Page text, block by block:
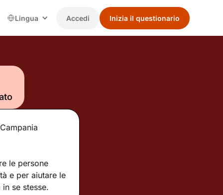
Lingua Accedi Inizia il questionario
le persone
e per aiutare le
se stesse.